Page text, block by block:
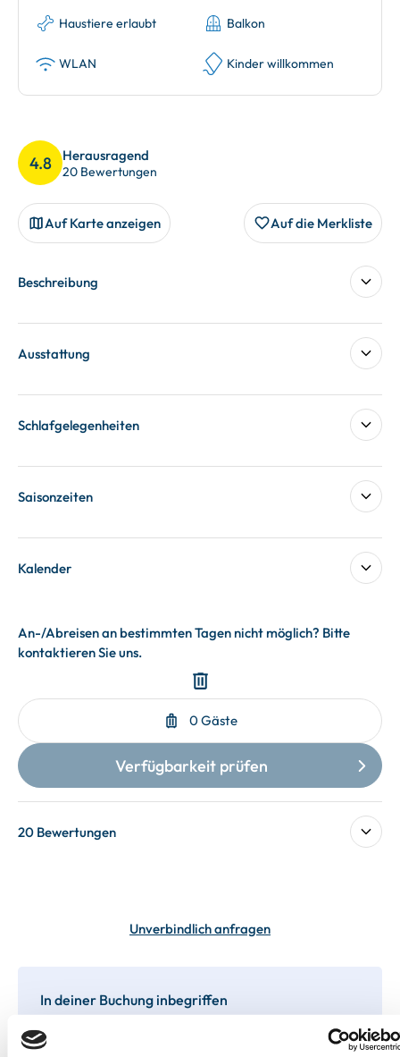
Haustiere erlaubt Balkon
WLAN Kinder willkommen
4.8 Herausragend
20 Bewertungen
Auf Karte anzeigen Auf die Merkliste
Beschreibung
Ausstattung
Schlafgelegenheiten
Saisonzeiten
Kalender
20 Bewertungen
Unverbindlich anfragen
In deiner Buchung inbegriffen